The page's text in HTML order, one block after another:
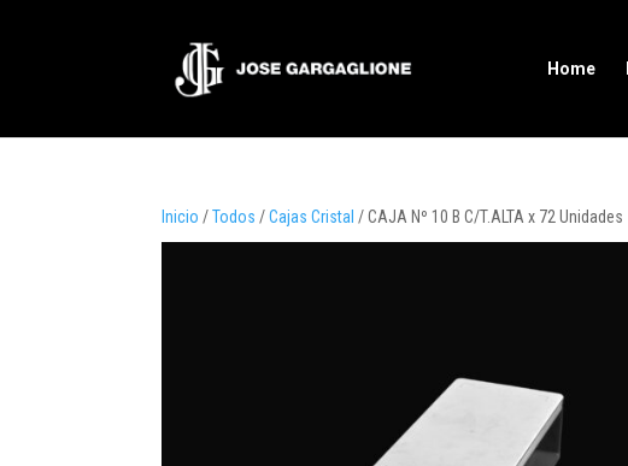
Home
Inicio /Todos /Cajas Cristal / CAJA Nº 10 B C/T.ALTA x 72 Unidades